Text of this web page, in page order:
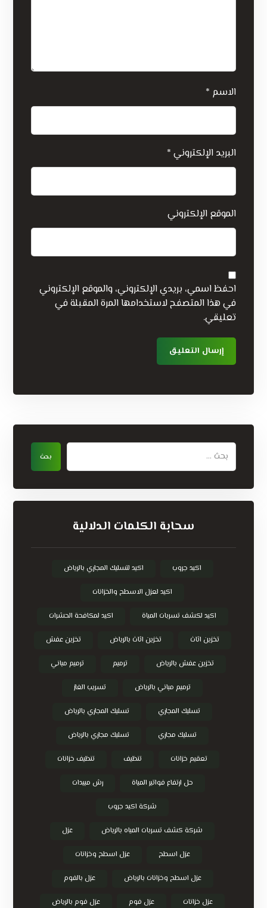
الاسم *
البريد الإلكتروني *
الموقع الإلكتروني
احفظ اسمي، بريدي الإلكتروني، والموقع الإلكتروني
في هذا المتصفح لاستخدامها المرة المقبلة في
تعليقي.
سحابة الكلمات الدلالية
اكيد جروب اكيد لتسليك المجاري بالرياض
اكيد لعزل الاسطح والخزانات
اكيد لكشف تسربات المياة اكيد لمكافحة الحشرات
تخزين اثاث تخزين اثاث بالرياض تخزين عفش
تخزين عفش بالرياض ترميم ترميم مباني
ترميم مباني بالرياض تسريب الغاز
تسليك المجاري تسليك المجاري بالرياض
تسليك مجاري تسليك مجاري بالرياض
تعقيم خزانات تنظيف تنظيف خزانات
حل ارتفاع فواتير المياة رش مبيدات
شركة اكيد جروب
شركة كشف تسربات المياه بالرياض عزل
عزل اسطح عزل اسطح وخزانات
عزل اسطح وخزانات بالرياض عزل بالفوم
عزل خزانات عزل فوم عزل فوم بالرياض